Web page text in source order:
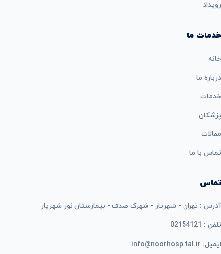
رویداد
خدمات ما
خانه
درباره ما
خدمات
پزشکان
مقالات
تماس با ما
تماس
آدرس : تهران - شهریار - شهرک صدف - بیمارستان نور شهریار
تلفن : 02154121
ایمیل: info@noorhospital.ir